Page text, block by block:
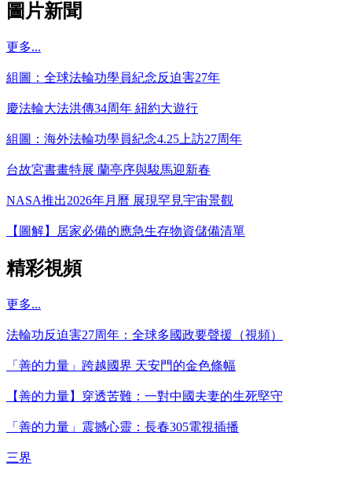
圖片新聞
更多...
組圖：全球法輪功學員紀念反迫害27年
慶法輪大法洪傳34周年 紐約大遊行
組圖：海外法輪功學員紀念4.25上訪27周年
台故宮書畫特展 蘭亭序與駿馬迎新春
NASA推出2026年月曆 展現罕見宇宙景觀
【圖解】居家必備的應急生存物資儲備清單
精彩視頻
更多...
法輪功反迫害27周年：全球多國政要聲援（視頻）
「善的力量」跨越國界 天安門的金色條幅
【善的力量】穿透苦難：一對中國夫妻的生死堅守
「善的力量」震撼心靈：長春305電視插播
三界